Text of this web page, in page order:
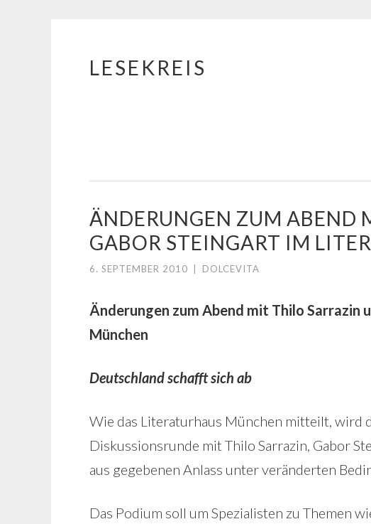
Springe
LESEKREIS
ÄNDERUNGEN ZUM ABEND
GABOR STEINGART IM
6. SEPTEMBER 2010 DOLCEVITA
Änderungen zum Abend mit Thilo
München
Deutschland schafft sich ab
Wie das Literaturhaus München mitteilt,
Diskussionsrunde mit Thilo Sarrazin, Gabor
aus gegebenen Anlass unter veränderten
Das Podium soll um Spezialisten zu Themen